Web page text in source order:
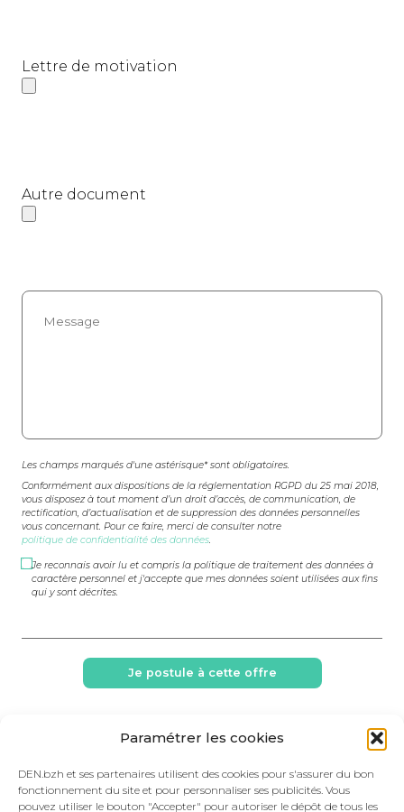
Paramétrer les cookies
DEN.bzh et ses partenaires utilisent des cookies pour s'assurer du bon
fonctionnement du site et pour personnaliser ses publicités. Vous
pouvez utiliser le bouton "Accepter" pour autoriser le dépôt de tous les
Lettre de motivation
Autre document
Les champs marqués d'une astérisque* sont obligatoires.
Conformément aux dispositions de la réglementation RGPD du 25 mai 2018,
vous disposez à tout moment d’un droit d’accès, de communication, de
rectification, d’actualisation et de suppression des données personnelles
vous concernant. Pour ce faire, merci de consulter notre
politique de confidentialité des données
Je reconnais avoir lu et compris la politique de traitement des données à
caractère personnel et j'accepte que mes données soient utilisées aux fins
qui y sont décrites.
Contactez-nous !